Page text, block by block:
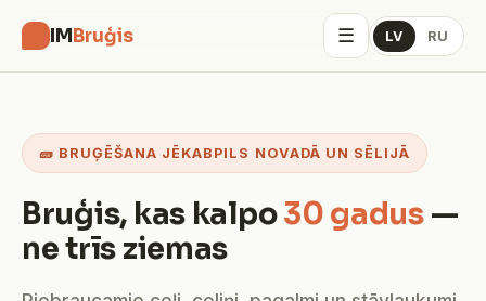
IMBruģis ☰ LV RU
🧱 BRUĢĒŠANA JĒKABPILS NOVADĀ UN SĒLIJĀ
Bruģis, kas kalpo30 gadus—
ne trīs ziemas